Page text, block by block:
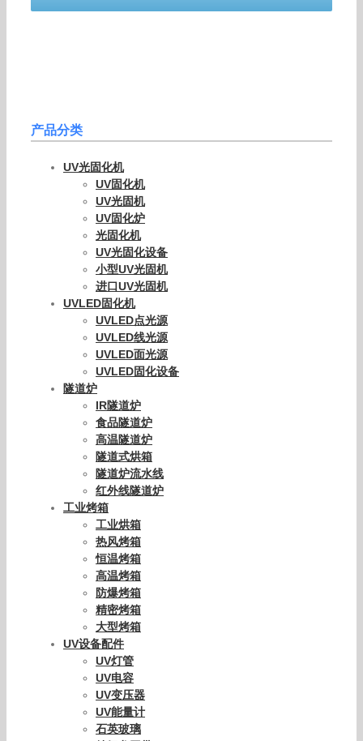
产品分类
UV光固化机
UV固化机
UV光固机
UV固化炉
光固化机
UV光固化设备
小型UV光固机
进口UV光固机
UVLED固化机
UVLED点光源
UVLED线光源
UVLED面光源
UVLED固化设备
隧道炉
IR隧道炉
食品隧道炉
高温隧道炉
隧道式烘箱
隧道炉流水线
红外线隧道炉
工业烤箱
工业烘箱
热风烤箱
恒温烤箱
高温烤箱
防爆烤箱
精密烤箱
大型烤箱
UV设备配件
UV灯管
UV电容
UV变压器
UV能量计
石英玻璃